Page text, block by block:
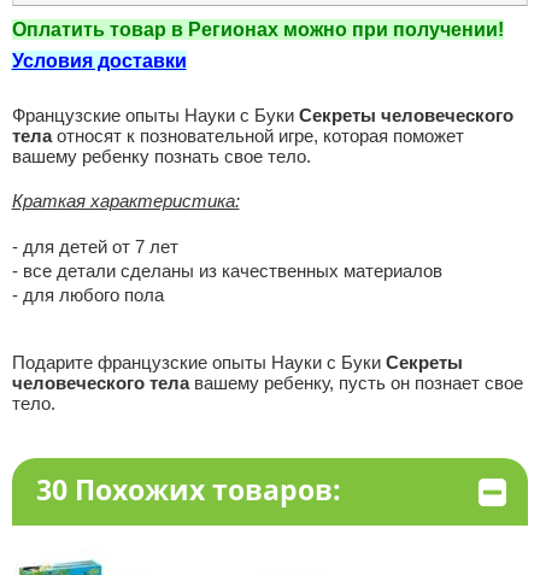
Оплатить товар в Регионах можно при получении!
Условия доставки
Французские опыты Науки с Буки Секреты человеческого
телаотносят к позновательной игре, которая поможет
вашему ребенку познать свое тело.
Краткая характеристика:
- для детей от 7 лет
- все детали сделаны из качественных материалов
- для любого пола
Подарите французские опыты Науки с Буки Секреты
человеческого тела вашему ребенку, пусть он познает свое
тело.
30 Похожих товаров: